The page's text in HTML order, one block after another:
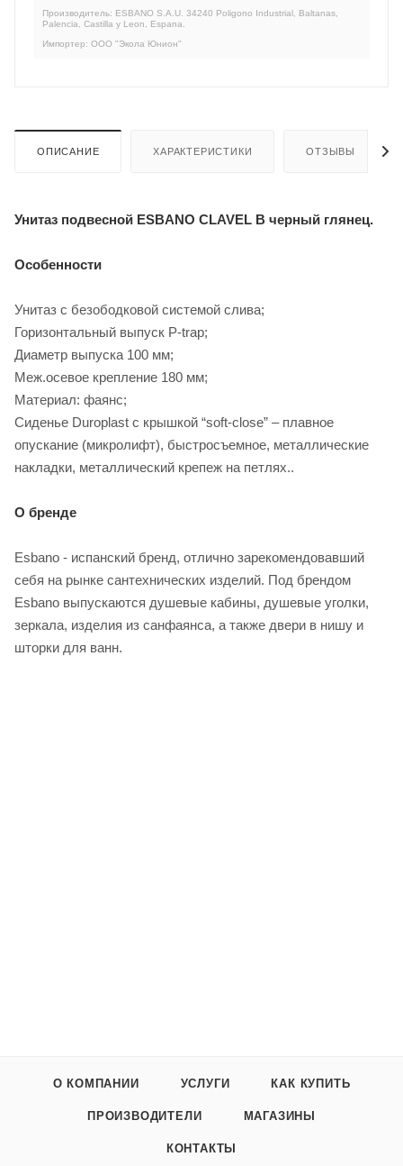
Производитель: ESBANO S.A.U. 34240 Poligono Industrial, Baltanas,
Palencia, Castilla y Leon, Espana.
Импортер: ООО "Экола Юнион"
ОПИСАНИЕ ХАРАКТЕРИСТИКИ ОТЗЫВЫ
Унитаз подвесной ESBANO CLAVEL B черный глянец.
Особенности
Унитаз с безободковой системой слива;
Горизонтальный выпуск P-trap;
Диаметр выпуска 100 мм;
Меж.осевое крепление 180 мм;
Материал: фаянс;
Сиденье Duroplast с крышкой “soft-close” – плавное
опускание (микролифт), быстросъемное, металлические
накладки, металлический крепеж на петлях..
О бренде
Esbano - испанский бренд, отлично зарекомендовавший
себя на рынке сантехнических изделий. Под брендом
Esbano выпускаются душевые кабины, душевые уголки,
зеркала, изделия из санфаянса, а также двери в нишу и
шторки для ванн.
О КОМПАНИИ УСЛУГИ КАК КУПИТЬ
ПРОИЗВОДИТЕЛИ МАГАЗИНЫ
КОНТАКТЫ